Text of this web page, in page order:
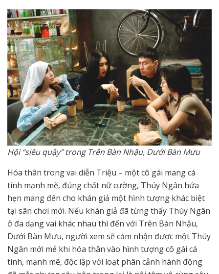
Hội “siêu quậy” trong Trên Bàn Nhậu, Dưới Bàn Mưu
Hóa thân trong vai diễn Triệu – một cô gái mang cá
tính mạnh mẽ, đúng chất nữ cường, Thúy Ngân hứa
hẹn mang đến cho khán giả một hình tượng khác biệt
tại sân chơi mới. Nếu khán giả đã từng thấy Thúy Ngân
ở đa dạng vai khác nhau thì đến với Trên Bàn Nhậu,
Dưới Bàn Mưu, người xem sẽ cảm nhận được một Thúy
Ngân mới mẻ khi hóa thân vào hình tượng cô gái cá
tính, mạnh mẽ, độc lập với loạt phân cảnh hành động